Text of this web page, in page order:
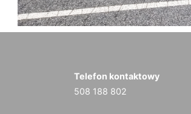
Telefon kontaktowy
508 188 802